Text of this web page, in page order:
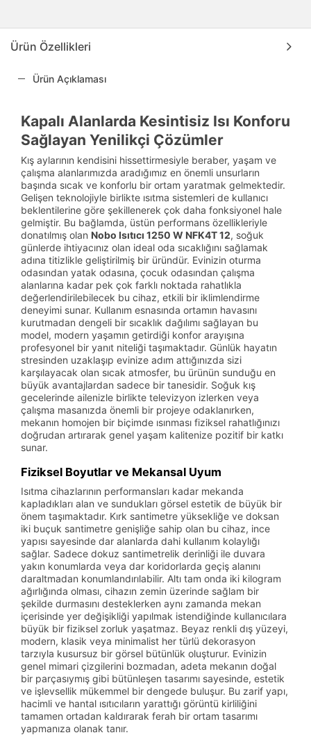
Ürün Özellikleri
Ürün Açıklaması
Kapalı Alanlarda Kesintisiz Isı Konforu
Sağlayan Yenilikçi Çözümler
Kış aylarının kendisini hissettirmesiyle beraber, yaşam ve
çalışma alanlarımızda aradığımız en önemli unsurların
başında sıcak ve konforlu bir ortam yaratmak gelmektedir.
Gelişen teknolojiyle birlikte ısıtma sistemleri de kullanıcı
beklentilerine göre şekillenerek çok daha fonksiyonel hale
gelmiştir. Bu bağlamda, üstün performans özellikleriyle
donatılmış olan Nobo Isıtıcı 1250 W NFK4T 12, soğuk
günlerde ihtiyacınız olan ideal oda sıcaklığını sağlamak
adına titizlikle geliştirilmiş bir üründür. Evinizin oturma
odasından yatak odasına, çocuk odasından çalışma
alanlarına kadar pek çok farklı noktada rahatlıkla
değerlendirilebilecek bu cihaz, etkili bir iklimlendirme
deneyimi sunar. Kullanım esnasında ortamın havasını
kurutmadan dengeli bir sıcaklık dağılımı sağlayan bu
model, modern yaşamın getirdiği konfor arayışına
profesyonel bir yanıt niteliği taşımaktadır. Günlük hayatın
stresinden uzaklaşıp evinize adım attığınızda sizi
karşılayacak olan sıcak atmosfer, bu ürünün sunduğu en
büyük avantajlardan sadece bir tanesidir. Soğuk kış
gecelerinde ailenizle birlikte televizyon izlerken veya
çalışma masanızda önemli bir projeye odaklanırken,
mekanın homojen bir biçimde ısınması fiziksel rahatlığınızı
doğrudan artırarak genel yaşam kalitenize pozitif bir katkı
sunar.
Fiziksel Boyutlar ve Mekansal Uyum
Isıtma cihazlarının performansları kadar mekanda
kapladıkları alan ve sundukları görsel estetik de büyük bir
önem taşımaktadır. Kırk santimetre yüksekliğe ve doksan
iki buçuk santimetre genişliğe sahip olan bu cihaz, ince
yapısı sayesinde dar alanlarda dahi kullanım kolaylığı
sağlar. Sadece dokuz santimetrelik derinliği ile duvara
yakın konumlarda veya dar koridorlarda geçiş alanını
daraltmadan konumlandırılabilir. Altı tam onda iki kilogram
ağırlığında olması, cihazın zemin üzerinde sağlam bir
şekilde durmasını desteklerken aynı zamanda mekan
içerisinde yer değişikliği yapılmak istendiğinde kullanıcılara
büyük bir fiziksel zorluk yaşatmaz. Beyaz renkli dış yüzeyi,
modern, klasik veya minimalist her türlü dekorasyon
tarzıyla kusursuz bir görsel bütünlük oluşturur. Evinizin
genel mimari çizgilerini bozmadan, adeta mekanın doğal
bir parçasıymış gibi bütünleşen tasarımı sayesinde, estetik
ve işlevsellik mükemmel bir dengede buluşur. Bu zarif yapı,
hacimli ve hantal ısıtıcıların yarattığı görüntü kirliliğini
tamamen ortadan kaldırarak ferah bir ortam tasarımı
yapmanıza olanak tanır.